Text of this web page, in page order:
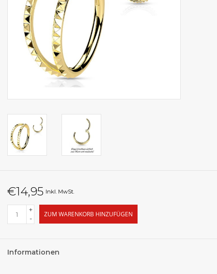
€14,95 Inkl. MwSt.
+
-
ZUM WARENKORB HINZUFÜGEN
Informationen